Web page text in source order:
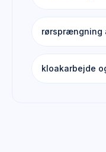
rørsprængning
kloakarbejde